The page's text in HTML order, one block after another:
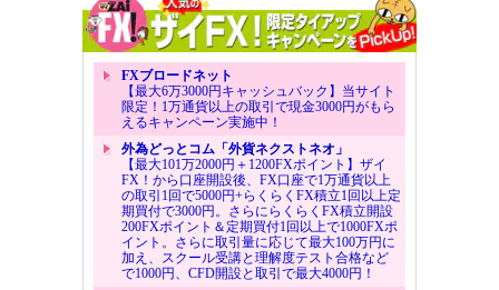
FXブロードネット
【最大6万3000円キャッシュバック】当サイト
限定！1万通貨以上の取引で現金3000円がもら
えるキャンペーン実施中！
外為どっとコム「外貨ネクストネオ」
【最大101万2000円＋1200FXポイント】ザイ
FX！から口座開設後、FX口座で1万通貨以上
の取引1回で5000円+らくらくFX積立1回以上定
期買付で3000円。さらにらくらくFX積立開設
200FXポイント＆定期買付1回以上で1000FXポ
イント。さらに取引量に応じて最大100万円に
加え、スクール受講と理解度テスト合格など
で1000円、CFD開設と取引で最大4000円！